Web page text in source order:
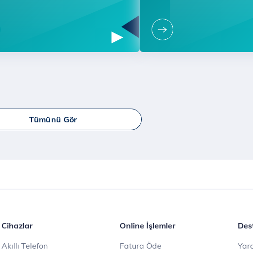
Tümünü Gör
Cihazlar
Akıllı Telefon
Online İşlemler
Fatura Öde